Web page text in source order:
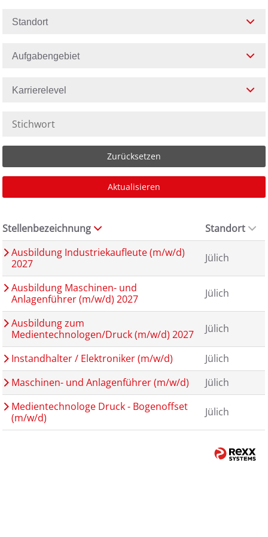
Standort
Aufgabengebiet
Karrierelevel
Zurücksetzen
Aktualisieren
Stellenbezeichnung
Standort
Ausbildung Industriekaufleute (m/w/d)
2027
Jülich
Ausbildung Maschinen- und
Anlagenführer (m/w/d) 2027
Jülich
Ausbildung zum
Medientechnologen/Druck (m/w/d) 2027
Jülich
Instandhalter / Elektroniker (m/w/d)
Jülich
Maschinen- und Anlagenführer (m/w/d)
Jülich
Medientechnologe Druck - Bogenoffset
(m/w/d)
Jülich